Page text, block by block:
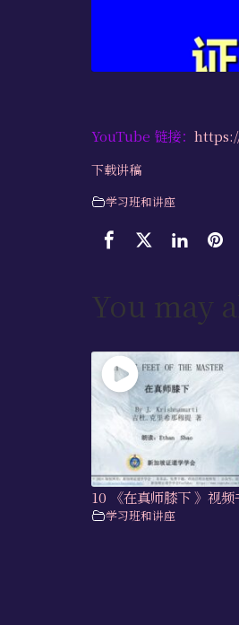
YouTube 链接：
下载讲稿
学习班和讲座
You may
10 《在真师膝下 》视频
学习班和讲座